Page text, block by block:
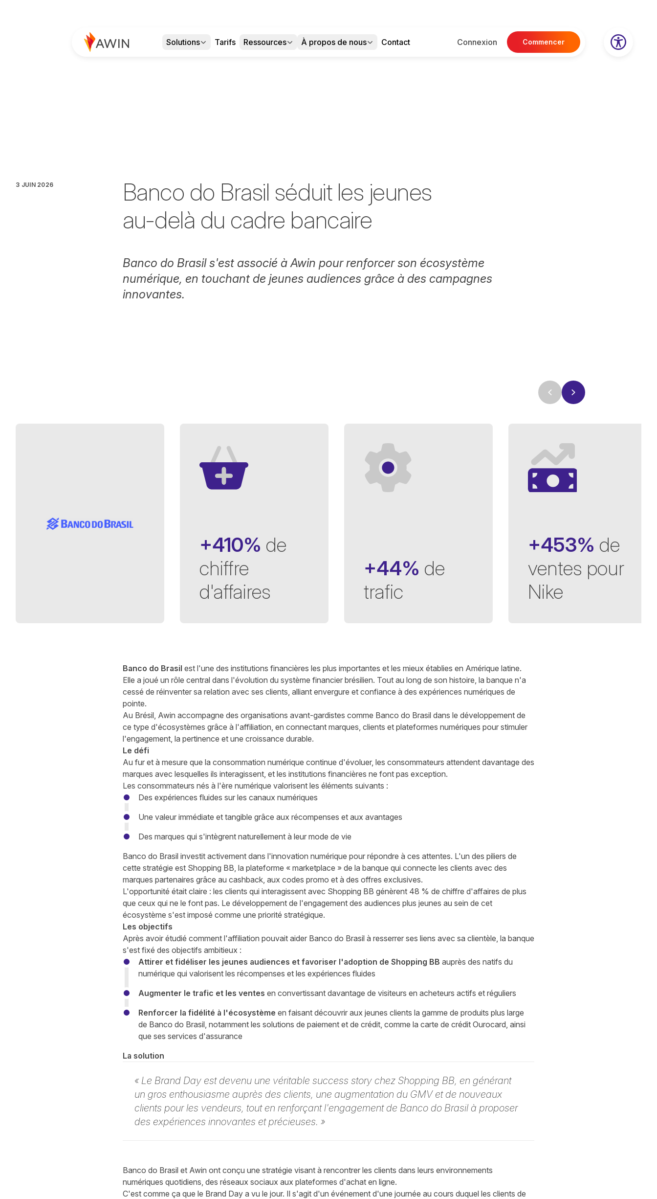
Solutions Tarifs Ressources À propos de nous Contact Connexion Commencer
3 JUIN 2026
Banco do Brasil séduit les jeunes
au-delà du cadre bancaire
Banco do Brasil s'est associé à Awin pour renforcer son écosystème
numérique, en touchant de jeunes audiences grâce à des campagnes
innovantes.
+410% de
chiffre
d'affaires
+44% de
trafic
+453% de
ventes pour
Nike
Banco do Brasil est l'une des institutions financières les plus importantes et les mieux établies en Amérique latine.
Elle a joué un rôle central dans l'évolution du système financier brésilien. Tout au long de son histoire, la banque n'a
cessé de réinventer sa relation avec ses clients, alliant envergure et confiance à des expériences numériques de
pointe.
Au Brésil, Awin accompagne des organisations avant-gardistes comme Banco do Brasil dans le développement de
ce type d'écosystèmes grâce à l'affiliation, en connectant marques, clients et plateformes numériques pour stimuler
l'engagement, la pertinence et une croissance durable.
Le défi
Au fur et à mesure que la consommation numérique continue d'évoluer, les consommateurs attendent davantage des
marques avec lesquelles ils interagissent, et les institutions financières ne font pas exception.
Les consommateurs nés à l'ère numérique valorisent les éléments suivants :
Des expériences fluides sur les canaux numériques
Une valeur immédiate et tangible grâce aux récompenses et aux avantages
Des marques qui s'intègrent naturellement à leur mode de vie
Banco do Brasil investit activement dans l'innovation numérique pour répondre à ces attentes. L'un des piliers de
cette stratégie est Shopping BB, la plateforme « marketplace » de la banque qui connecte les clients avec des
marques partenaires grâce au cashback, aux codes promo et à des offres exclusives.
L'opportunité était claire : les clients qui interagissent avec Shopping BB génèrent 48 % de chiffre d'affaires de plus
que ceux qui ne le font pas. Le développement de l'engagement des audiences plus jeunes au sein de cet
écosystème s'est imposé comme une priorité stratégique.
Les objectifs
Après avoir étudié comment l'affiliation pouvait aider Banco do Brasil à resserrer ses liens avec sa clientèle, la banque
s'est fixé des objectifs ambitieux :
Attirer et fidéliser les jeunes audiences et favoriser l'adoption de Shopping BB auprès des natifs du
numérique qui valorisent les récompenses et les expériences fluides
Augmenter le trafic et les ventes en convertissant davantage de visiteurs en acheteurs actifs et réguliers
Renforcer la fidélité à l'écosystème en faisant découvrir aux jeunes clients la gamme de produits plus large
de Banco do Brasil, notamment les solutions de paiement et de crédit, comme la carte de crédit Ourocard, ainsi
que ses services d'assurance
La solution
« Le Brand Day est devenu une véritable success story chez Shopping BB, en générant
un gros enthousiasme auprès des clients, une augmentation du GMV et de nouveaux
clients pour les vendeurs, tout en renforçant l'engagement de Banco do Brasil à proposer
des expériences innovantes et précieuses. »
Banco do Brasil et Awin ont conçu une stratégie visant à rencontrer les clients dans leurs environnements
numériques quotidiens, des réseaux sociaux aux plateformes d'achat en ligne.
C'est comme ça que le Brand Day a vu le jour. Il s'agit d'un événement d'une journée au cours duquel les clients de